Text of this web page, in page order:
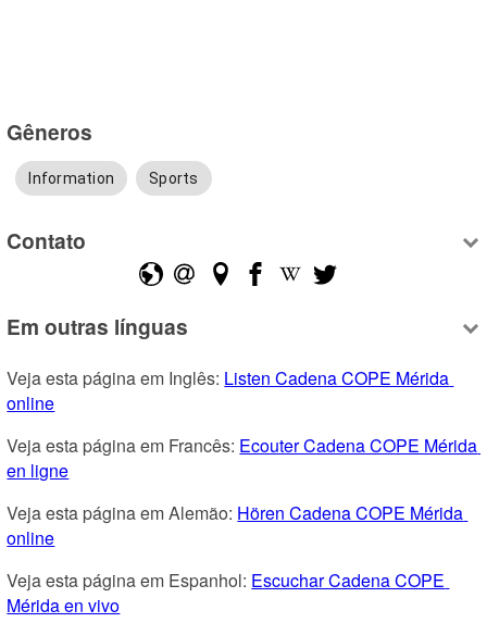
Gêneros
Information Sports
Contato
Em outras línguas
Veja esta página em Inglês: Listen Cadena COPE Mérida
online
Veja esta página em Francês: Ecouter Cadena COPE Mérida
en ligne
Veja esta página em Alemão: Hören Cadena COPE Mérida
online
Veja esta página em Espanhol: Escuchar Cadena COPE
Mérida en vivo